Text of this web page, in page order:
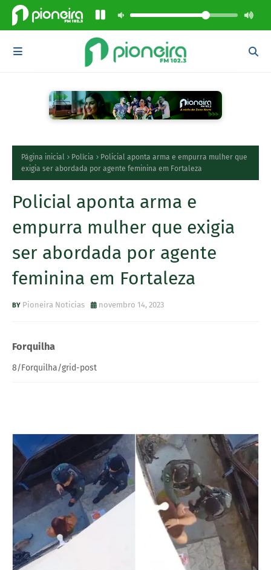
Página inicial Polícia
Policial aponta arma e empurra mulher que
exigia ser abordada por agente feminina em Fortaleza
Policial aponta arma e
empurra mulher que exigia
ser abordada por agente
feminina em Fortaleza
Pioneira Noticias novembro 14, 2023
Forquilha
8/Forquilha/grid-post